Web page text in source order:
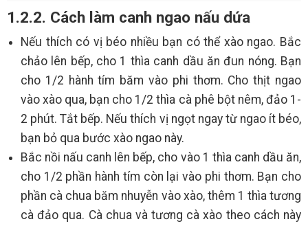
1.2.2. Cách làm canh ngao nấu dứa
Nếu thích có vị béo nhiều bạn có thể xào ngao. Bắc
chảo lên bếp, cho 1 thìa canh dầu ăn đun nóng. Bạn
cho 1/2 hành tím băm vào phi thơm. Cho thịt ngao
vào xào qua, bạn cho 1/2 thìa cà phê bột nêm, đảo 1-
2 phút. Tắt bếp. Nếu thích vị ngọt ngay từ ngao ít béo,
bạn bỏ qua bước xào ngao này.
Bắc nồi nấu canh lên bếp, cho vào 1 thìa canh dầu ăn,
cho 1/2 phần hành tím còn lại vào phi thơm. Bạn cho
phần cà chua băm nhuyễn vào xào, thêm 1 thìa tương
cà đảo qua. Cà chua và tương cà xào theo cách này